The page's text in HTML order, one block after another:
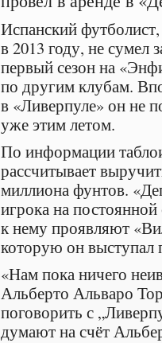
Испанский
в 2013 году, не сумел
первый сезон на
по другим клубам.
в «Ливерпуле» он не
уже этим летом.
По информации
рассчитывает
миллиона фунтов.
игрока на
к нему проявляют
которую он выступал
«Нам пока ничего
Альберто Альваро
поговорить с
думают на счёт